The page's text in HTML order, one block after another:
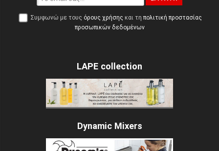
Συμφωνώ με τους όρους χρήσης και τη πολιτική προστασίας
προσωπικών δεδομένων
LAPE collection
Dynamic Mixers